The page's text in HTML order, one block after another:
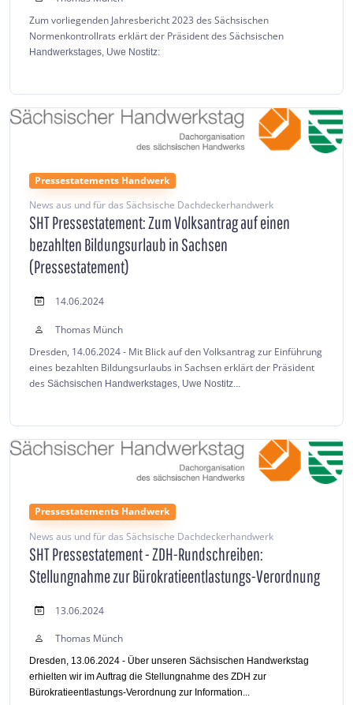
Zum vorliegenden Jahresbericht 2023 des Sächsischen
Normenkontrollrats erklärt der Präsident des Sächsischen
Handwerkstages, Uwe Nostitz:
Pressestatements Handwerk
News aus und für das Sächsische Dachdeckerhandwerk
SHT Pressestatement: Zum Volksantrag auf einen
bezahlten Bildungsurlaub in Sachsen
(Pressestatement)
14.06.2024
Thomas Münch
Dresden, 14.06.2024 - Mit Blick auf den Volksantrag zur Einführung
eines bezahlten Bildungsurlaubs in Sachsen erklärt der Präsident
des Sächsischen Handwerkstages, Uwe Nostitz...
Pressestatements Handwerk
News aus und für das Sächsische Dachdeckerhandwerk
SHT Pressestatement - ZDH-Rundschreiben:
Stellungnahme zur Bürokratieentlastungs-Verordnung
13.06.2024
Thomas Münch
Dresden, 13.06.2024 - Über unseren Sächsischen Handwerkstag
erhielten wir im Auftrag die Stellungnahme des ZDH zur
Bürokratieentlastungs-Verordnung zur Information...